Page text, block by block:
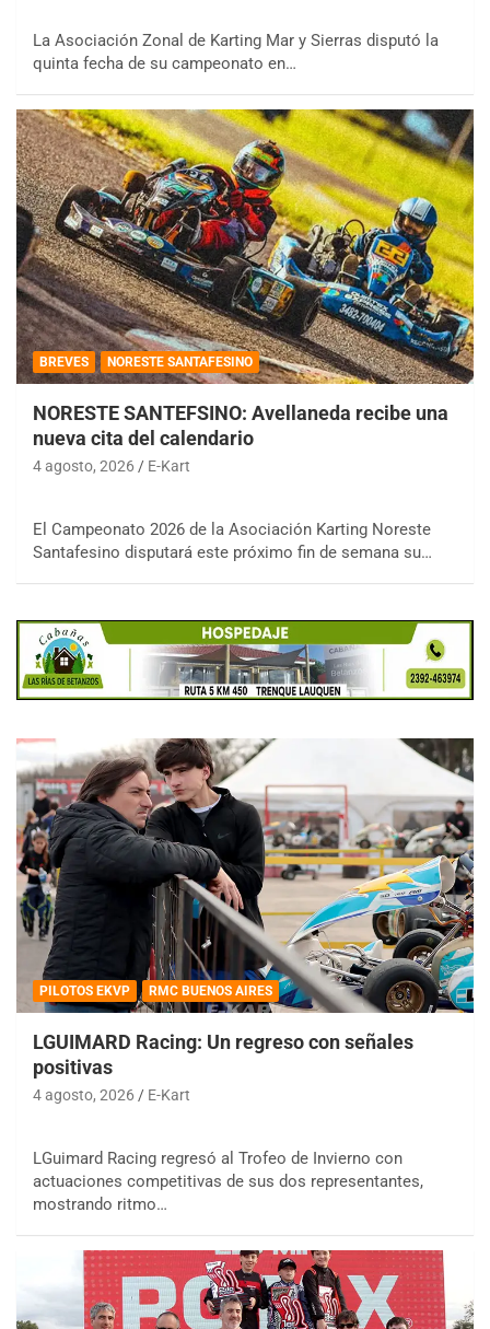
La Asociación Zonal de Karting Mar y Sierras disputó la
quinta fecha de su campeonato en…
BREVES NORESTE SANTAFESINO
NORESTE SANTEFSINO: Avellaneda recibe una
nueva cita del calendario
4 agosto, 2026 E-Kart
El Campeonato 2026 de la Asociación Karting Noreste
Santafesino disputará este próximo fin de semana su…
PILOTOS EKVP RMC BUENOS AIRES
LGUIMARD Racing: Un regreso con señales
positivas
4 agosto, 2026 E-Kart
LGuimard Racing regresó al Trofeo de Invierno con
actuaciones competitivas de sus dos representantes,
mostrando ritmo…